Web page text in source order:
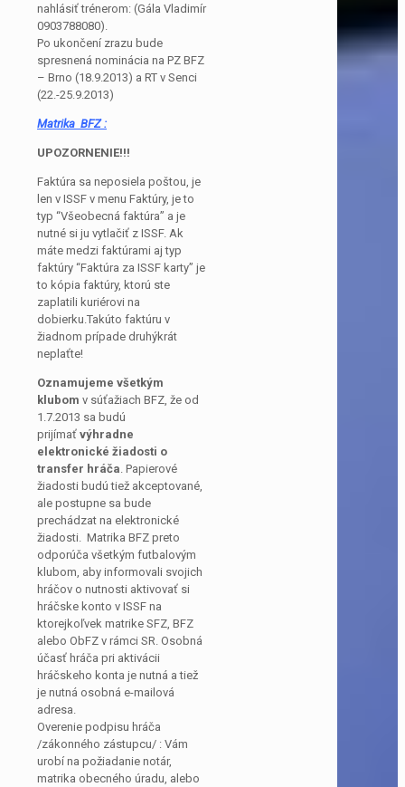
nahlásiť trénerom: (Gála Vladimír
0903788080).
Po ukončení zrazu bude
spresnená nominácia na PZ BFZ
– Brno (18.9.2013) a RT v Senci
(22.-25.9.2013)
Matrika BFZ :
UPOZORNENIE!!!
Faktúra sa neposiela poštou, je
len v ISSF v menu Faktúry, je to
typ “Všeobecná faktúra” a je
nutné si ju vytlačiť z ISSF. Ak
máte medzi faktúrami aj typ
faktúry “Faktúra za ISSF karty” je
to kópia faktúry, ktorú ste
zaplatili kuriérovi na
dobierku.Takúto faktúru v
žiadnom prípade druhýkrát
neplaťte!
Oznamujeme všetkým
klubom v súťažiach BFZ, že od
1.7.2013 sa budú
prijímať výhradne
elektronické žiadosti o
transfer hráča. Papierové
žiadosti budú tiež akceptované,
ale postupne sa bude
prechádzat na elektronické
žiadosti. Matrika BFZ preto
odporúča všetkým futbalovým
klubom, aby informovali svojich
hráčov o nutnosti aktivovať si
hráčske konto v ISSF na
ktorejkoľvek matrike SFZ, BFZ
alebo ObFZ v rámci SR. Osobná
účasť hráča pri aktivácii
hráčskeho konta je nutná a tiež
je nutná osobná e-mailová
adresa.
Overenie podpisu hráča
/zákonného zástupcu/ : Vám
urobí na požiadanie notár,
matrika obecného úradu, alebo